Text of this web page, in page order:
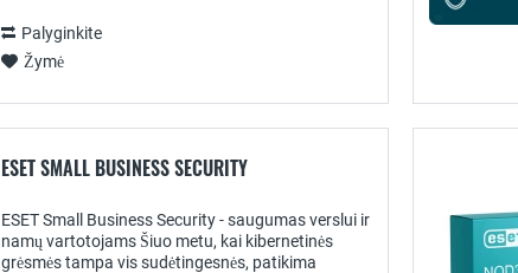
Palyginkite
Žymė
ESET SMALL BUSINESS SECURITY
ESET Small Business Security - saugumas verslui ir
namų vartotojams Šiuo metu, kai kibernetinės
grėsmės tampa vis sudėtingesnės, patikima